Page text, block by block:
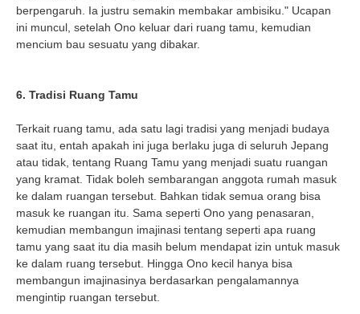
berpengaruh. Ia justru semakin membakar ambisiku." Ucapan
ini muncul, setelah Ono keluar dari ruang tamu, kemudian
mencium bau sesuatu yang dibakar.
6. Tradisi Ruang Tamu
Terkait ruang tamu, ada satu lagi tradisi yang menjadi budaya
saat itu, entah apakah ini juga berlaku juga di seluruh Jepang
atau tidak, tentang Ruang Tamu yang menjadi suatu ruangan
yang kramat. Tidak boleh sembarangan anggota rumah masuk
ke dalam ruangan tersebut. Bahkan tidak semua orang bisa
masuk ke ruangan itu. Sama seperti Ono yang penasaran,
kemudian membangun imajinasi tentang seperti apa ruang
tamu yang saat itu dia masih belum mendapat izin untuk masuk
ke dalam ruang tersebut. Hingga Ono kecil hanya bisa
membangun imajinasinya berdasarkan pengalamannya
mengintip ruangan tersebut.